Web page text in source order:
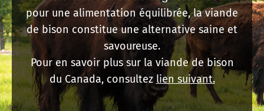
pour une alimentation équilibrée, la viande
de bison constitue une alternative saine et
savoureuse.
Pour en savoir plus sur la viande de bison
du Canada, consultez lien suivant.